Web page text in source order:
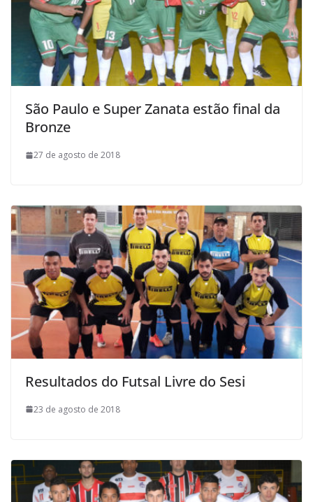
São Paulo e Super Zanata estão final da
Bronze
27 de agosto de 2018
Resultados do Futsal Livre do Sesi
23 de agosto de 2018